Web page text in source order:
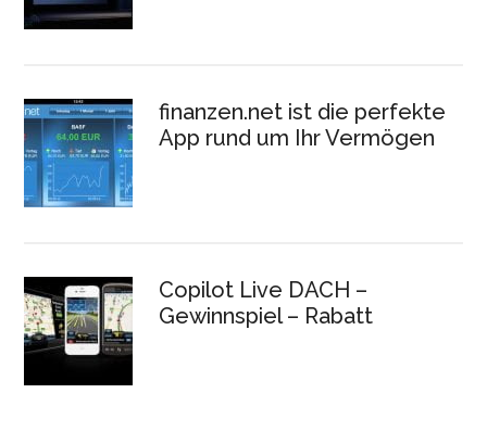
finanzen.net ist die perfekte
App rund um Ihr Vermögen
Copilot Live DACH –
Gewinnspiel – Rabatt